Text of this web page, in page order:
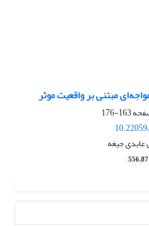
مبتنی بر واقعیت موثر
163-176
جیغه